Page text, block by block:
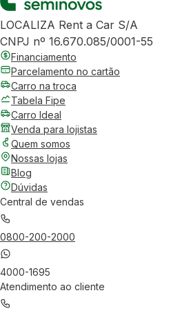
LOCALIZA Rent a Car S/A
CNPJ nº 16.670.085/0001-55
Financiamento
Parcelamento no cartão
Carro na troca
Tabela Fipe
Carro Ideal
Venda para lojistas
Quem somos
Nossas lojas
Blog
Dúvidas
Central de vendas
0800-200-2000
4000-1695
Atendimento ao cliente